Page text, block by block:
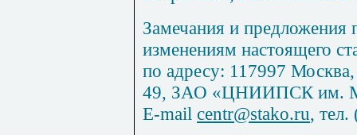
Замечания и предложения
изменениям настоящего
по адресу: 117997
49, ЗАО «ЦНИИПСК им.
E-mail centr@stako.ru, тел.